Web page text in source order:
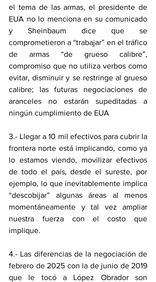
el tema de las armas, el presidente de
EUA no lo menciona en su comunicado
y Sheinbaum dice que se
comprometieron a “trabajar” en el tráfico
de armas “de grueso calibre”,
compromiso que no utiliza verbos como
evitar, disminuir y se restringe al grueso
calibre; las futuras negociaciones de
aranceles no estarán supeditadas a
ningún cumplimiento de EUA
3.- Llegar a 10 mil efectivos para cubrir la
frontera norte está implicando, como ya
lo estamos viendo, movilizar efectivos
de todo el país, desde el sureste, por
ejemplo, lo que inevitablemente implica
“descobijar” algunas áreas al menos
momentáneamente y tal vez ampliar
nuestra fuerza con el costo que
implique.
4.- Las diferencias de la negociación de
febrero de 2025 con la de junio de 2019
que le tocó a López Obrador son